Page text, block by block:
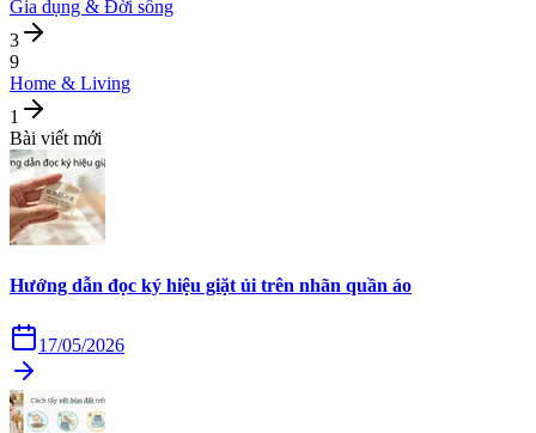
Gia dụng & Đời sống
3
9
Home & Living
1
Bài viết mới
Hướng dẫn đọc ký hiệu giặt ủi trên nhãn quần áo
17/05/2026